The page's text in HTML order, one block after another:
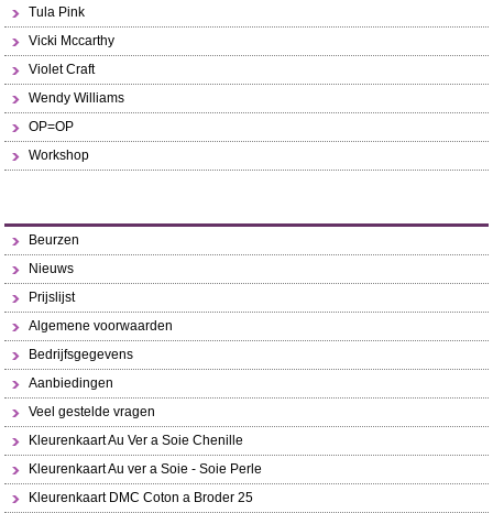
Tula Pink
Vicki Mccarthy
Violet Craft
Wendy Williams
OP=OP
Workshop
Beurzen
Nieuws
Prijslijst
Algemene voorwaarden
Bedrijfsgegevens
Aanbiedingen
Veel gestelde vragen
Kleurenkaart Au Ver a Soie Chenille
Kleurenkaart Au ver a Soie - Soie Perle
Kleurenkaart DMC Coton a Broder 25